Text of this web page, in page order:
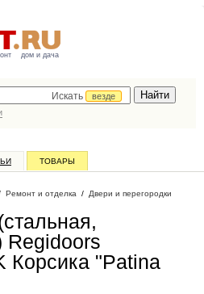
дом и дача
Искать
везде
ТОВАРЫ
Ремонт и отделка / Двери и перегородки
Regidoors
Корсика "Patina